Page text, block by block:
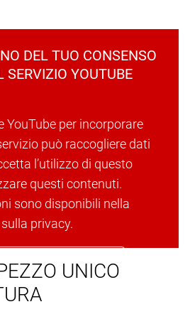
DEL TUO CONSENSO
SERVIZIO YOUTUBE
YouTube per incorporare
può raccogliere dati
l’utilizzo di questo
questi contenuti.
sono disponibili nella
privacy.
i cookie e continua
UNICO